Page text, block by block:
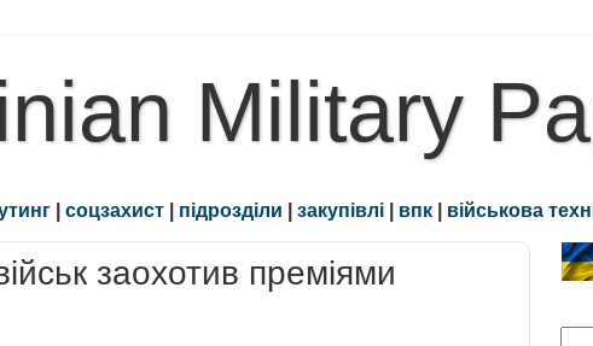
Military
| соцзахист | підрозділи | закупівлі | впк | військова
заохотив преміями